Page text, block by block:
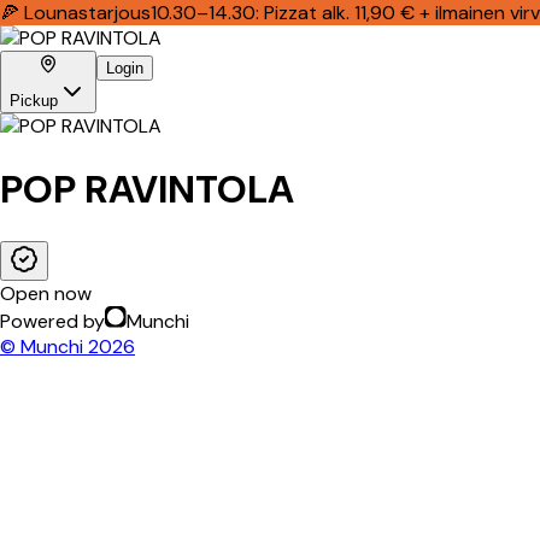
🍕 Lounastarjous10.30–14.30: Pizzat alk. 11,90 € + ilmainen
Pickup
Login
POP RAVINTOLA
Open now
Powered by
Munchi
© Munchi2026